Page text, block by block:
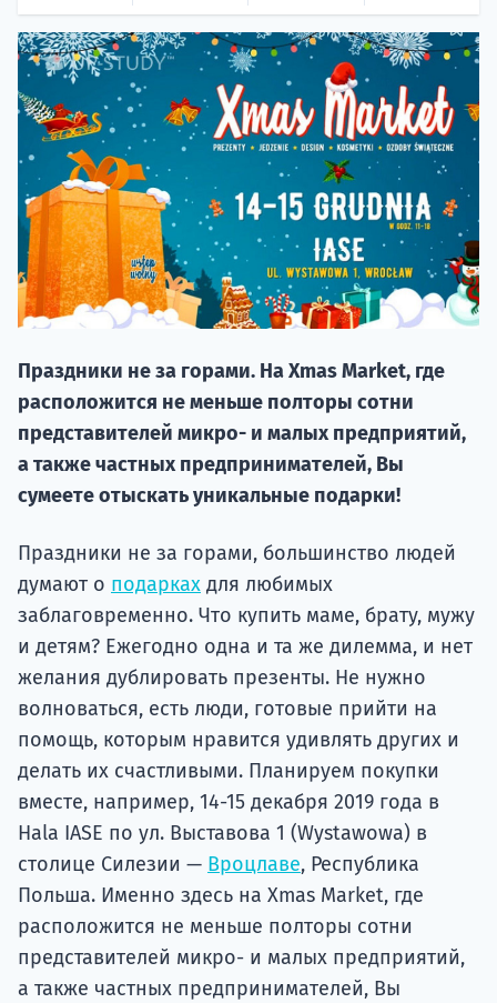
Праздники не за горами. На Xmas Market, где
расположится не меньше полторы сотни
представителей микро- и малых предприятий,
а также частных предпринимателей, Вы
сумеете отыскать уникальные подарки!
Праздники не за горами, большинство людей
думают о подарках для любимых
заблаговременно. Что купить маме, брату, мужу
и детям? Ежегодно одна и та же дилемма, и нет
желания дублировать презенты. Не нужно
волноваться, есть люди, готовые прийти на
помощь, которым нравится удивлять других и
делать их счастливыми. Планируем покупки
вместе, например, 14-15 декабря 2019 года в
Hala IASE по ул. Выставова 1 (Wystawowa) в
столице Силезии — Вроцлаве, Республика
Польша. Именно здесь на Xmas Market, где
расположится не меньше полторы сотни
представителей микро- и малых предприятий,
а также частных предпринимателей, Вы
20.09